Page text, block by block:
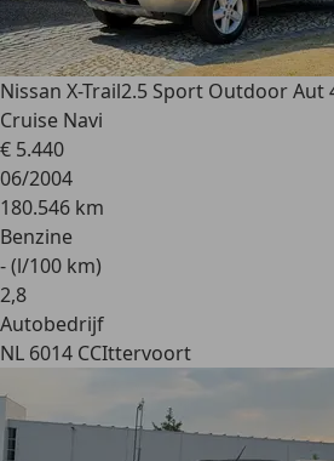
Nissan X-Trail2.5 Sport Outdoor Aut
Cruise Navi
€ 5.440
06/2004
180.546 km
Benzine
- (l/100 km)
2,8
Autobedrijf
NL 6014 CCIttervoort